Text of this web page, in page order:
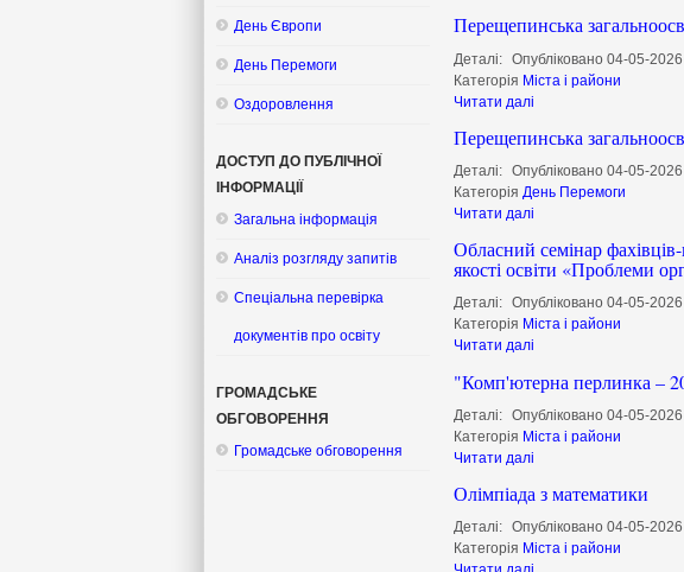
День Європи
День Перемоги
Оздоровлення
ДОСТУП ДО ПУБЛІЧНОЇ
ІНФОРМАЦІЇ
Загальна інформація
Аналіз розгляду запитів
Спеціальна перевірка
документів про освіту
ГРОМАДСЬКЕ
ОБГОВОРЕННЯ
Громадське обговорення
Перещепинська
Деталі: Опубліковано 04-05-2026
Категорія Міста і райони
Читати далі
Перещепинська
Деталі: Опубліковано 04-05-2026
Категорія День Перемоги
Читати далі
Обласний семінар
якості освіти «Проблеми
Деталі: Опубліковано 04-05-2026
Категорія Міста і райони
Читати далі
"Комп'ютерна перлинка –
Деталі: Опубліковано 04-05-2026
Категорія Міста і райони
Читати далі
Олімпіада з математики
Деталі: Опубліковано 04-05-2026
Категорія Міста і райони